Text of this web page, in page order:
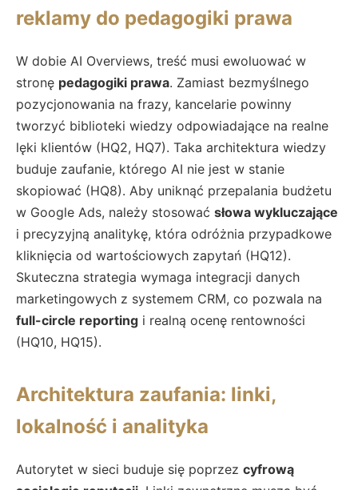
reklamy do pedagogiki prawa
W dobie AI Overviews, treść musi ewoluować w
stronę pedagogiki prawa. Zamiast bezmyślnego
pozycjonowania na frazy, kancelarie powinny
tworzyć biblioteki wiedzy odpowiadające na realne
lęki klientów (HQ2, HQ7). Taka architektura wiedzy
buduje zaufanie, którego AI nie jest w stanie
skopiować (HQ8). Aby uniknąć przepalania budżetu
w Google Ads, należy stosować słowa wykluczające
i precyzyjną analitykę, która odróżnia przypadkowe
kliknięcia od wartościowych zapytań (HQ12).
Skuteczna strategia wymaga integracji danych
marketingowych z systemem CRM, co pozwala na
full-circle reporting i realną ocenę rentowności
(HQ10, HQ15).
Architektura zaufania: linki,
lokalność i analityka
Autorytet w sieci buduje się poprzez cyfrową